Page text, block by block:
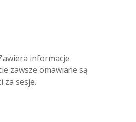
informacje
zawsze omawiane są
za sesje.